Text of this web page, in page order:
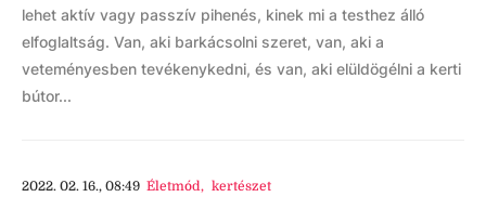
lehet aktív vagy passzív pihenés, kinek mi a testhez álló
elfoglaltság. Van, aki barkácsolni szeret, van, aki a
veteményesben tevékenykedni, és van, aki elüldögélni a kerti
bútor...
2022. 02. 16., 08:49 Életmód, kertészet